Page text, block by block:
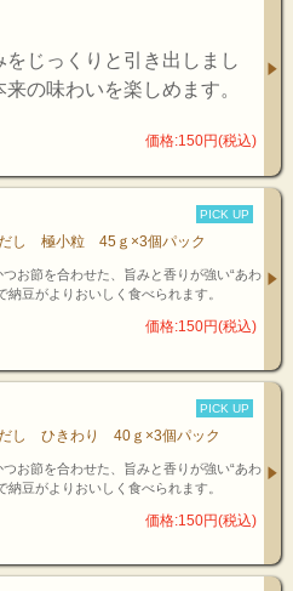
をじっくりと引き出しまし
の味わいを楽しめます。
価格:150円(税込)
PICK UP
し 極小粒 45ｇ×3個パック
お節を合わせた、旨みと香りが強い“あわ
納豆がよりおいしく食べられます。
価格:150円(税込)
PICK UP
し ひきわり 40ｇ×3個パック
お節を合わせた、旨みと香りが強い“あわ
納豆がよりおいしく食べられます。
価格:150円(税込)